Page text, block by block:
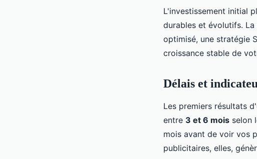
L'investissement initial
durables et évolutifs.
optimisé, une stratégie
croissance stable de
Délais et
Les premiers résultats
entre 3 et 6 mois selon
mois avant de voir vos
publicitaires, elles,